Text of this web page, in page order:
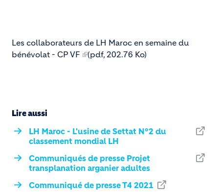
Les collaborateurs de LH Maroc en semaine du
bénévolat - CP VF
(pdf, 202.76 Ko)
Lire aussi
LH Maroc - L'usine de Settat N°2 du
classement mondial LH
Communiqués de presse Projet
transplanation arganier adultes
Communiqué de presse T4 2021